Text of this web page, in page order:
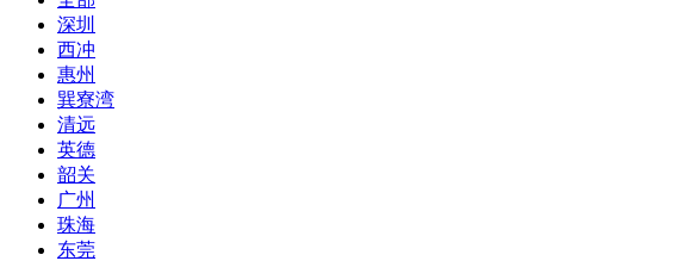
深圳
西冲
惠州
巽寮湾
清远
英德
韶关
广州
珠海
东莞